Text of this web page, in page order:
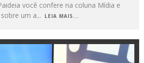
você confere na coluna Mídia e
um a... LEIA MAIS...